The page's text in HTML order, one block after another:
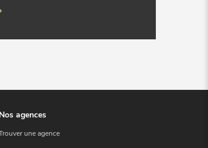
Nos agences
une agence